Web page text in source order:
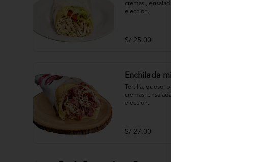
cremas , ensaladas, papas al hilo a
elección.
S/ 25.00
Enchilada mixta
Tortilla, queso, pollo deshilachado,
cremas, ensaladas, papas al hilo a
elección.
S/ 27.00